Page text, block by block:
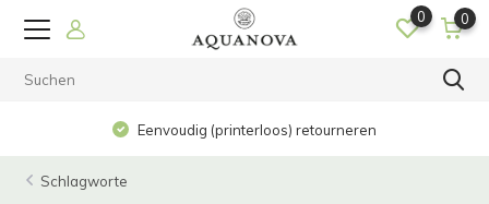
0 0
Eenvoudig (printerloos) retourneren
Schlagworte